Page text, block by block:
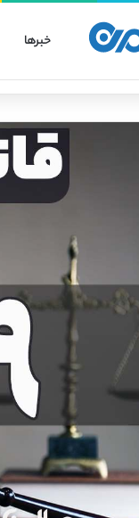
خبرها